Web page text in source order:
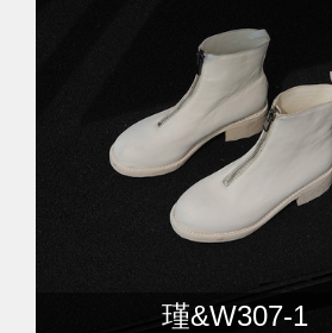
瑾&W307-1